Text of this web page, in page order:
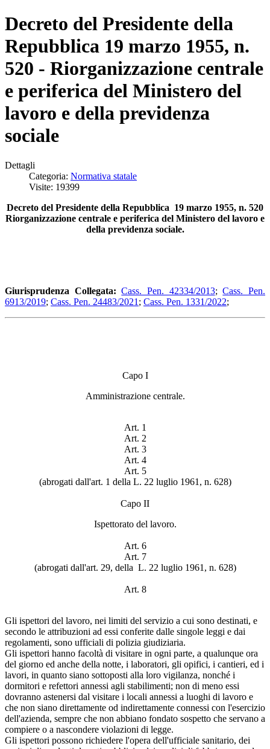
Decreto del Presidente della
Repubblica 19 marzo 1955, n.
520 - Riorganizzazione centrale
e periferica del Ministero del
lavoro e della previdenza
sociale
Dettagli
Categoria: Normativa statale
Visite: 19399
Decreto del Presidente della Repubblica 19 marzo 1955, n. 520
Riorganizzazione centrale e periferica del Ministero del lavoro e
della previdenza sociale.
Giurisprudenza Collegata:Cass. Pen. 42334/2013;Cass. Pen.
6913/2019; Cass. Pen. 24483/2021 ; Cass. Pen. 1331/2022;
Capo I
Amministrazione centrale.
Art. 1
Art. 2
Art. 3
Art. 4
Art. 5
(abrogati dall'art. 1 della L. 22 luglio 1961, n. 628)
Capo II
Ispettorato del lavoro.
Art. 6
Art. 7
(abrogati dall'art. 29, della L. 22 luglio 1961, n. 628)
Art. 8
Gli ispettori del lavoro, nei limiti del servizio a cui sono destinati, e
secondo le attribuzioni ad essi conferite dalle singole leggi e dai
regolamenti, sono ufficiali di polizia giudiziaria.
Gli ispettori hanno facoltà di visitare in ogni parte, a qualunque ora
del giorno ed anche della notte, i laboratori, gli opifici, i cantieri, ed i
lavori, in quanto siano sottoposti alla loro vigilanza, nonché i
dormitori e refettori annessi agli stabilimenti; non di meno essi
dovranno astenersi dal visitare i locali annessi a luoghi di lavoro e
che non siano direttamente od indirettamente connessi con l'esercizio
dell'azienda, sempre che non abbiano fondato sospetto che servano a
compiere o a nascondere violazioni di legge.
Gli ispettori possono richiedere l'opera dell'ufficiale sanitario, dei